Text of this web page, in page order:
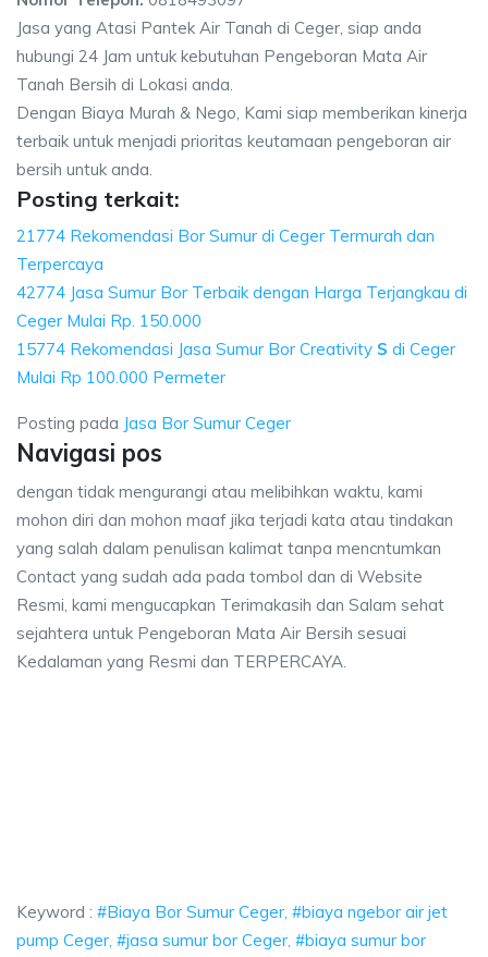
Jasa yang Atasi Pantek Air Tanah di Ceger, siap anda
hubungi 24 Jam untuk kebutuhan Pengeboran Mata Air
Tanah Bersih di Lokasi anda.
Dengan Biaya Murah & Nego, Kami siap memberikan kinerja
terbaik untuk menjadi prioritas keutamaan pengeboran air
bersih untuk anda.
Posting terkait:
21774 Rekomendasi Bor Sumur di Ceger Termurah dan
Terpercaya
42774 Jasa Sumur Bor Terbaik dengan Harga Terjangkau di
Ceger Mulai Rp. 150.000
15774 Rekomendasi Jasa Sumur Bor Creativity S di Ceger
Mulai Rp 100.000 Permeter
Posting pada Jasa Bor Sumur Ceger
Navigasi pos
dengan tidak mengurangi atau melibihkan waktu, kami
mohon diri dan mohon maaf jika terjadi kata atau tindakan
yang salah dalam penulisan kalimat tanpa mencntumkan
Contact yang sudah ada pada tombol dan di Website
Resmi, kami mengucapkan Terimakasih dan Salam sehat
sejahtera untuk Pengeboran Mata Air Bersih sesuai
Kedalaman yang Resmi dan TERPERCAYA.
Keyword : #Biaya Bor Sumur Ceger, #biaya ngebor air jet
pump Ceger, #jasa sumur bor Ceger, #biaya sumur bor